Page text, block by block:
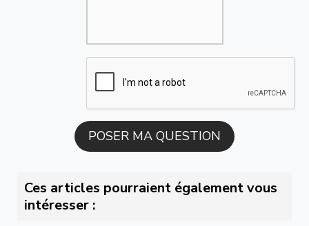
Ces articles pourraient également vous
intéresser :